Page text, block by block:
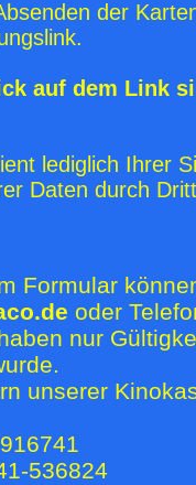
der
auf dem Link
lediglich Ihrer
Daten durch
Formular
oder
nur
unserer
536824